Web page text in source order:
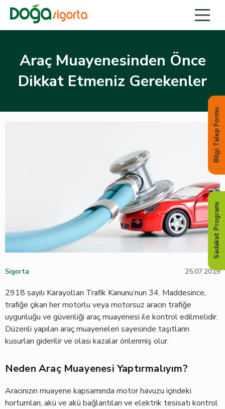
Araç Muayenesinden Önce
Dikkat Etmeniz Gerekenler
Sigorta 25.07.2019
2918 sayılı Karayolları Trafik Kanunu’nun 34. Maddesince,
trafiğe çıkan her motorlu veya motorsuz aracın trafiğe
uygunluğu ve güvenliği araç muayenesi ile kontrol edilmelidir.
Düzenli yapılan araç muayeneleri sayesinde taşıtların
kusurları giderilir ve olası kazalar önlenmiş olur.
Neden Araç Muayenesi Yaptırmalıyım?
Aracınızın muayene kapsamında motor havuzu içindeki
hortumları, akü ve akü bağlantıları ve elektrik tesisatı kontrol
Bilgi Talep Formu
Sadakat Programı